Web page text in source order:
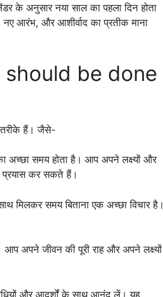
के अनुसार नया साल का पहला दिन होता
आरंभ, और आशीर्वाद का प्रतीक माना
should be done
हैं। जैसे-
समय होता है। आप अपने लक्ष्यों और
कर सकते हैं।
मिलकर समय बिताना एक अच्छा विचार है।
अपने जीवन की पूरी राह और अपने लक्ष्यों
और आदर्शों के साथ आनंद लें। यह